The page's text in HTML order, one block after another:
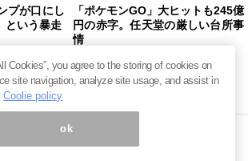
プが口にし
という暴走
「ポケモンGO」大ヒットも245億
円の赤字。任天堂の厳しい台所事
情
Cookies”, you agree to the storing of cookies on
site navigation, analyze site usage, and assist in
Coolie policy
ok